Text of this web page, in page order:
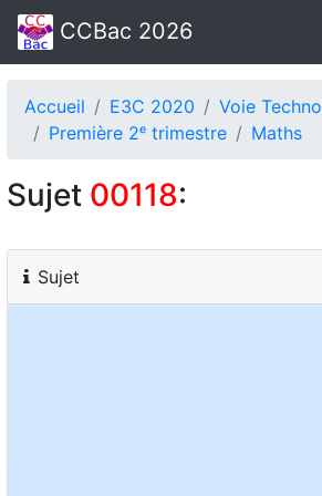
CCBac 2026
Accueil E3C 2020
Voie Techno
Première 2ᵉ trimestre
Maths
Sujet 00118:
Sujet